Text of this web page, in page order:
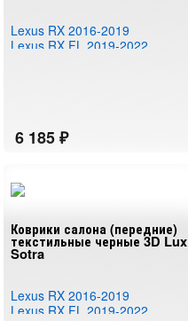
Lexus RX 2016-2019
Lexus RX FL 2019-2022
Коврики салона (передние)
текстильные черные 3D Lux
Sotra
Lexus RX 2016-2019
Lexus RX FL 2019-2022